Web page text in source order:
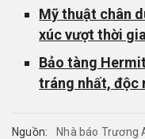
Mỹ thuật chân
xúc vượt thời
Bảo tàng
tráng nhất, độc
Nguồn: Nhà báo Trương